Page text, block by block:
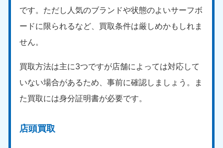
です。ただし人気のブランドや状態のよいサーフボ
ードに限られるなど、買取条件は厳しめかもしれま
せん。
買取方法は主に3つですが店舗によっては対応して
いない場合があるため、事前に確認しましょう。ま
た買取には身分証明書が必要です。
店頭買取
北海道・東北
北海道
050-1881-5277
青森県
050-1881-5274
9:00〜19:00 年中無休
050-1881-5275
9:00〜19:00 年中無休
050-1881-5273